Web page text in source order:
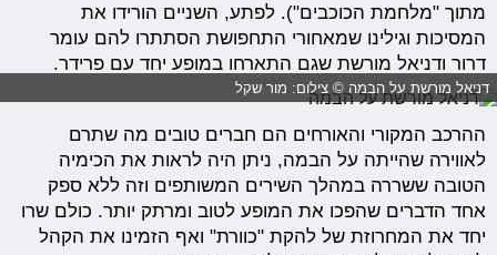
מתוך "מלחמת הכוכבים"). לפתע, השניים הורידו את
המסיכות וגילינו שמאחורי התחפושת הסתתרו להם עומר
דרור ודניאל מורשת שגם התארחו במופע יחד עם פרידר.
דניאל מורשת על הבמה © צילום: מור שקל
ההרכב המקורי והאורחים הם חברים טובים מה שתרם
לאווירה שהייתה על הבמה, ניתן היה לראות את הכימיה
הטובה ששררה במהלך השירים המשותפים וזה ללא ספק
אחד הדברים שהפכו את המופע לטוב ומרתק יותר. כולם שרו
יחד את המחרוזת של להקת "כוורת" ואף הזמינו את הקהל